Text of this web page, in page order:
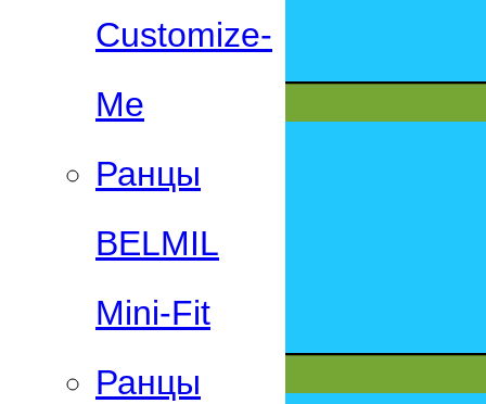
Customize-
Me
Ранцы
BELMIL
Mini-Fit
Ранцы